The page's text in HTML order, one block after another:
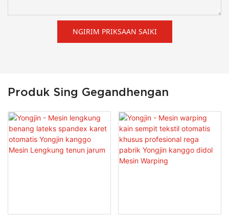
NGIRIM PRIKSAAN SAIKI
Produk Sing Gegandhengan